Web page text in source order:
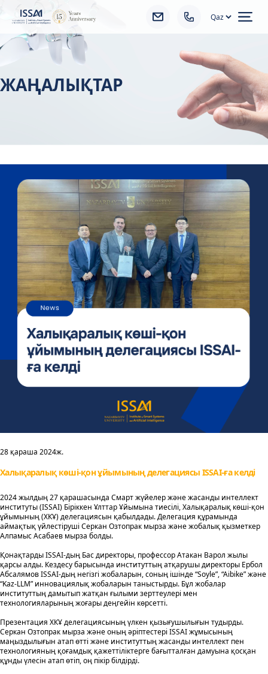
ЖАҢАЛЫҚТАР
28 қараша 2024ж.
Халықаралық көші-қон ұйымының делегациясы ISSAI-ға келді
2024 жылдың 27 қарашасында Смарт жүйелер және жасанды интеллект
институты (ISSAI) Біріккен Ұлттар Ұйымына тиесілі, Халықаралық көші-қон
ұйымының (ХКҰ) делегациясын қабылдады. Делегация құрамында
аймақтық үйлестіруші Серкан Озтопрак мырза және жобалық қызметкер
Алпамыс Асабаев мырза болды.
Қонақтарды ISSAI-дың Бас директоры, профессор Атакан Варол жылы
қарсы алды. Кездесу барысында институттың атқарушы директоры Ербол
Абсалямов ISSAI-дың негізгі жобаларын, соның ішінде “Soyle”, “Aibike” және
“Kaz-LLM” инновациялық жобаларын таныстырды. Бұл жобалар
институттың дамытып жатқан ғылыми зерттеулері мен
технологияларының жоғары деңгейін көрсетті.
Презентация ХКҰ делегациясының үлкен қызығушылығын тудырды.
Серкан Озтопрак мырза және оның әріптестері ISSAI жұмысының
маңыздылығын атап өтті және институттың жасанды интеллект пен
технологияның қоғамдық қажеттіліктерге бағытталған дамуына қосқан
құнды үлесін атап өтіп, оң пікір білдірді.